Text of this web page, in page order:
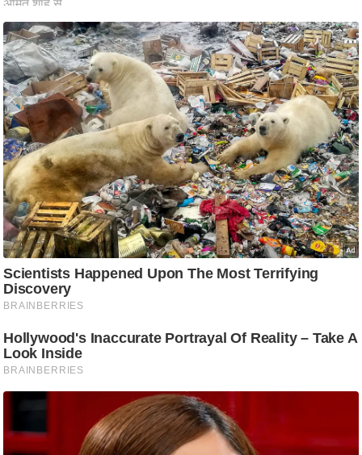
ण
स
म
सा
म
यि
क
मा
तृ
भू
मि
स्तं
भ
ए
.
आ
ई